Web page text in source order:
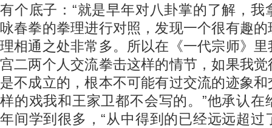
有个底子：“就是早年对八卦掌的了解，我
咏春拳的拳理进行对照，发现一个很有趣
理相通之处非常多。所以在《一代宗师》
宫二两个人交流拳击这样的情节，如果我
是不成立的，根本不可能有过交流的迹象
样的戏我和王家卫都不会写的。”他承认在
年间学到很多，“从中得到的已经远远超过